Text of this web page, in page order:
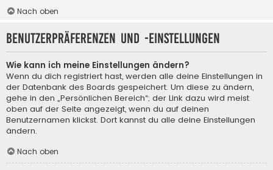
Nach oben
Benutzerpräferenzen und -einstellungen
Wie kann ich meine Einstellungen ändern?
Wenn du dich registriert hast, werden alle deine Einstellungen in
der Datenbank des Boards gespeichert. Um diese zu ändern,
gehe in den „Persönlichen Bereich“; der Link dazu wird meist
oben auf der Seite angezeigt, wenn du auf deinen
Benutzernamen klickst. Dort kannst du alle deine Einstellungen
ändern.
Nach oben